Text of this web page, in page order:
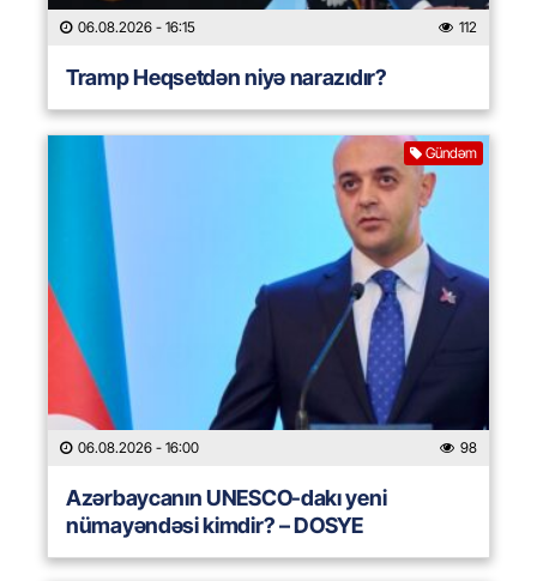
06.08.2026 - 16:15 112
Tramp Heqsetdən niyə narazıdır?
Gündəm
06.08.2026 - 16:00 98
Azərbaycanın UNESCO-dakı yeni
nümayəndəsi kimdir? – DOSYE